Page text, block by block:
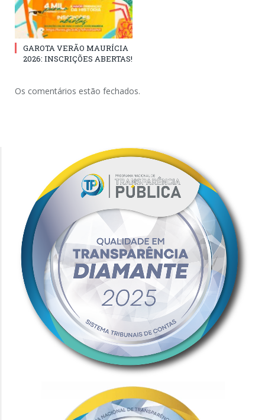
GAROTA VERÃO MAURÍCIA
2026: INSCRIÇÕES ABERTAS!
Os comentários estão fechados.